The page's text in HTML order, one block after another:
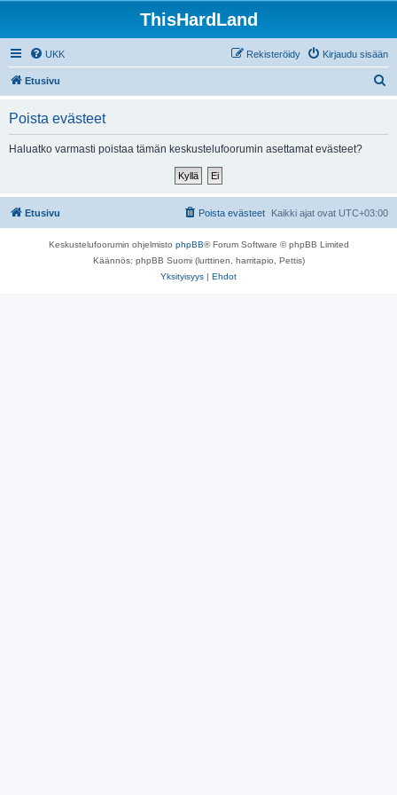
ThisHardLand
UKK Kirjaudu sisään
Rekisteröidy
Etusivu
Poista evästeet
Haluatko varmasti poistaa tämän keskustelufoorumin asettamat evästeet?
Etusivu Kaikki ajat ovat UTC+03:00
Poista evästeet
Keskustelufoorumin ohjelmisto phpBB® Forum Software © phpBB Limited
Käännös: phpBB Suomi (lurttinen, harritapio, Pettis)
Yksityisyys | Ehdot